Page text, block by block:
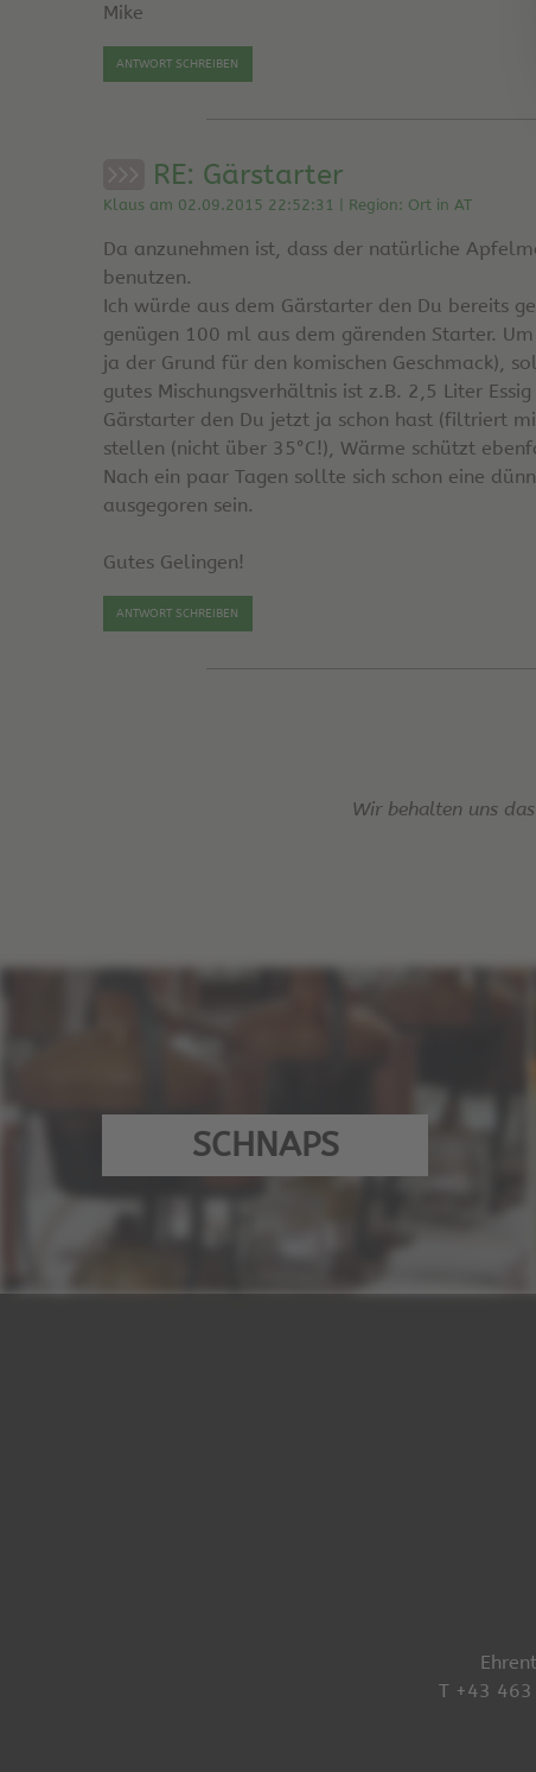
Mike
ANTWORT SCHREIBEN
RE: Gärstarter
Klaus am 02.09.2015 22:52:31 | Region: Ort in AT
Da anzunehmen ist, dass der natürliche
benutzen.
Ich würde aus dem Gärstarter den Du bereits
genügen 100 ml aus dem gärenden Starter.
ja der Grund für den komischen Geschmack),
gutes Mischungsverhältnis ist z.B. 2,5 Liter
Gärstarter den Du jetzt ja schon hast (filtriert
stellen (nicht über 35°C!), Wärme schützt
Nach ein paar Tagen sollte sich schon eine
ausgegoren sein.
Gutes Gelingen!
ANTWORT SCHREIBEN
Wir behalten uns
SCHNAPS
T +43